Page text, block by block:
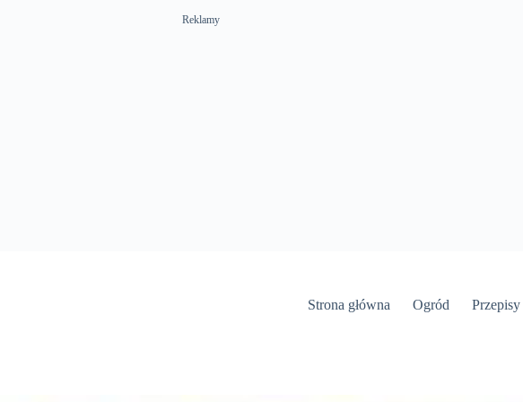
Reklamy
Strona główna Ogród Przepisy